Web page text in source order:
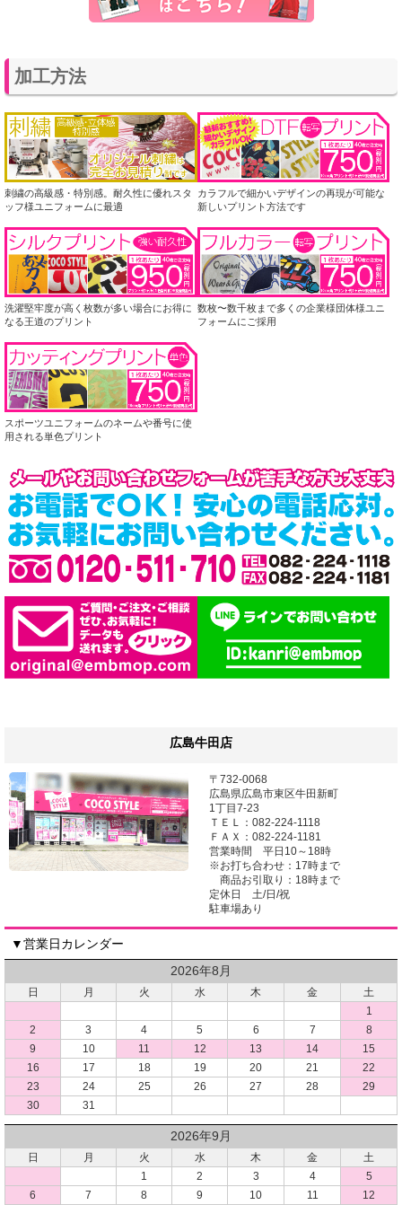
加工方法
刺繍の高級感・特別感。耐久性に優れスタ
ッフ様ユニフォームに最適
カラフルで細かいデザインの再現が可能な
新しいプリント方法です
洗濯堅牢度が高く枚数が多い場合にお得に
なる王道のプリント
数枚〜数千枚まで多くの企業様団体様ユニ
フォームにご採用
スポーツユニフォームのネームや番号に使
用される単色プリント
広島牛田店
〒732-0068
広島県広島市東区牛田新町
1丁目7-23
ＴＥＬ：082-224-1118
ＦＡＸ：082-224-1181
営業時間 平日10～18時
※お打ち合わせ：17時まで
商品お引取り：18時まで
定休日 土/日/祝
駐車場あり
▼営業日カレンダー
2026年8月
日 月 火 水 木 金
土
1
2
3 4 5 6 7
8
9
10 11 12 13 14
15
16
17 18 19 20 21
22
23
24 25 26 27 28
29
30
31
2026年9月
日 月 火 水 木 金
土
1
2 3 4
5
6
7 8 9 10 11
12